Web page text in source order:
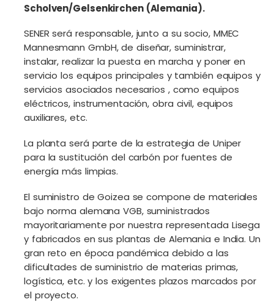
Scholven/Gelsenkirchen (Alemania).
SENER será responsable, junto a su socio, MMEC
Mannesmann GmbH, de diseñar, suministrar,
instalar, realizar la puesta en marcha y poner en
servicio los equipos principales y también equipos y
servicios asociados necesarios , como equipos
eléctricos, instrumentación, obra civil, equipos
auxiliares, etc.
La planta será parte de la estrategia de Uniper
para la sustitución del carbón por fuentes de
energía más limpias.
El suministro de Goizea se compone de materiales
bajo norma alemana VGB, suministrados
mayoritariamente por nuestra representada Lisega
y fabricados en sus plantas de Alemania e India. Un
gran reto en época pandémica debido a las
dificultades de suministrio de materias primas,
logística, etc. y los exigentes plazos marcados por
el proyecto.